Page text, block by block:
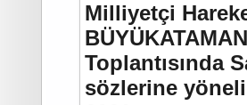
Milliyetçi
Toplantısında
sözlerine